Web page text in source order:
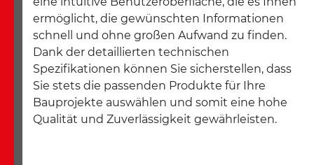
ermöglicht, die gewünschten Informationen
schnell und ohne großen Aufwand zu finden.
Dank der detaillierten technischen
Spezifikationen können Sie sicherstellen, dass
Sie stets die passenden Produkte für Ihre
Bauprojekte auswählen und somit eine hohe
Qualität und Zuverlässigkeit gewährleisten.